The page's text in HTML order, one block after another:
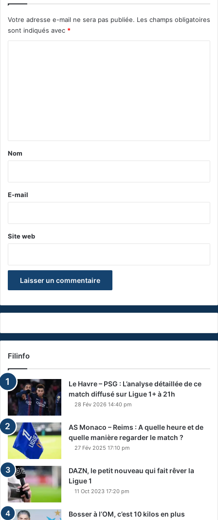
Votre adresse e-mail ne sera pas publiée. Les champs obligatoires
sont indiqués avec *
a
e
Nom
E-mail
Site web
Filinfo
Le Havre – PSG : L’analyse détaillée de ce
match diffusé sur Ligue 1+ à 21h
28 Fév 2026 14:40 pm
AS Monaco – Reims : A quelle heure et de
quelle manière regarder le match ?
27 Fév 2025 17:10 pm
DAZN, le petit nouveau qui fait rêver la
Ligue 1
11 Oct 2023 17:20 pm
Bosser à l’OM, c’est 10 kilos en plus